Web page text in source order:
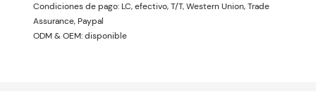
Condiciones de pago: LC, efectivo, T/T, Western Union, Trade
Assurance, Paypal
ODM & OEM: disponible